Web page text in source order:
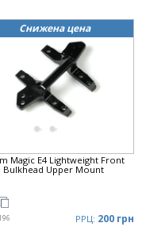
Снижена цена
Magic E4 Lightweight Front
Bulkhead Upper Mount
РРЦ: 200 грн